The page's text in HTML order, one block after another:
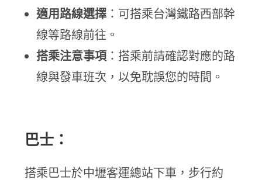
適用路線選擇 ：可搭乘台灣鐵路西部幹
線等路線前往。
搭乘注意事項 ：搭乘前請確認對應的路
線與發車班次，以免耽誤您的時間。
巴士：
搭乘巴士於中壢客運總站下車，步行約